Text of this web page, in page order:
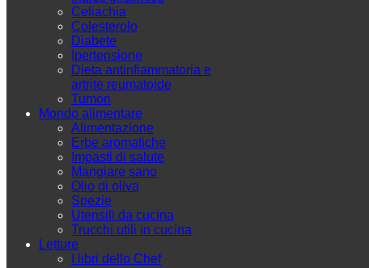
Celiachia
Colesterolo
Diabete
Ipertensione
Dieta antinfiammatoria e
artrite reumatoide
Tumori
Mondo alimentare
Alimentazione
Erbe aromatiche
Impasti di salute
Mangiare sano
Olio di oliva
Spezie
Utensili da cucina
Trucchi utili in cucina
Letture
I libri dello Chef